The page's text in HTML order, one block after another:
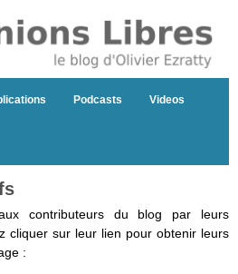
Podcasts Videos
contributeurs du blog par leurs
cliquer sur leur lien pour obtenir leurs
: